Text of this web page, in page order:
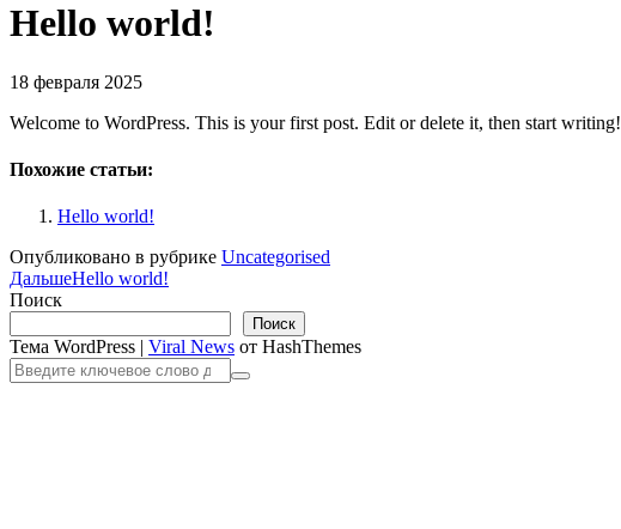
Hello world!
18 февраля 2025
Welcome to WordPress. This is your first post. Edit or delete it, then start writing!
Похожие статьи:
Hello world!
Опубликовано в рубрике Uncategorised
ДальшеHello world!
Поиск
Поиск
Тема WordPress | Viral News от HashThemes